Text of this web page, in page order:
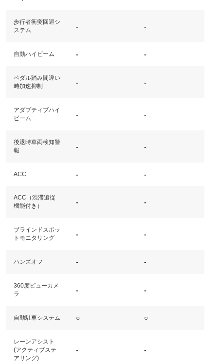
歩行者衝突回避シ
ステム
- -
自動ハイビーム - -
ペダル踏み間違い
時加速抑制
- -
アダプティブハイ
ビーム
- -
後退時車両検知警
報
- -
ACC - -
ACC（渋滞追従
機能付き）
- -
ブラインドスポッ
トモニタリング
- -
ハンズオフ - -
360度ビューカメ
ラ
- -
自動駐車システム ○ ○
レーンアシスト
(アクティブステ
アリング)
- -